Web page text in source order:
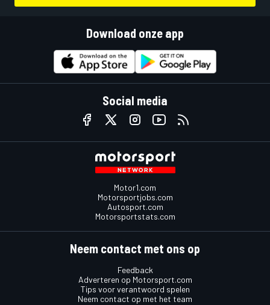
Download onze app
Social media
Motor1.com
Motorsportjobs.com
Autosport.com
Motorsportstats.com
Neem contact met ons op
Feedback
Adverteren op Motorsport.com
Tips voor verantwoord spelen
Neem contact op met het team